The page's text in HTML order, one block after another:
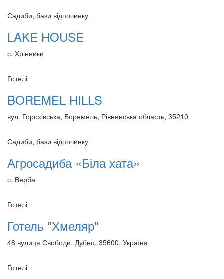
Садиби, бази відпочинку
LAKE HOUSE
с. Хрінники
Готелі
BOREMEL HILLS
вул. Горохівська, Боремель, Рівненська область, 35210
Садиби, бази відпочинку
Агросадиба «Біла хата»
с. Верба
Готелі
Готель "Хмеляр"
48 вулиця Свободи, Дубно, 35600, Україна
Готелі